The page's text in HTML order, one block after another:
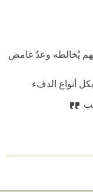
يُخالطه وعدٌ غامض
أنواع الدفء